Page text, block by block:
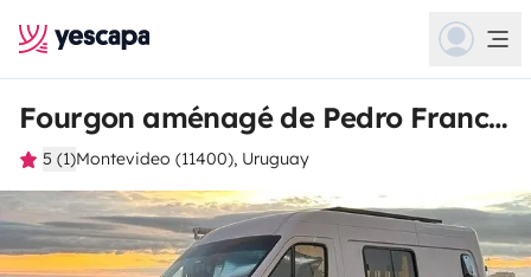
Fourgon aménagé de Pedro Francisco
5 (1)Montevideo (11400), Uruguay